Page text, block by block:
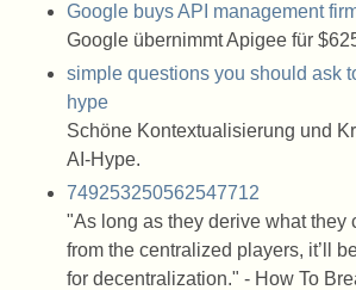
Google buys API management
Google übernimmt Apigee für
simple questions you should ask
hype
Schöne Kontextualisierung und
AI-Hype.
749253250562547712
"As long as they derive what they
from the centralized players, it’ll
for decentralization." - How To